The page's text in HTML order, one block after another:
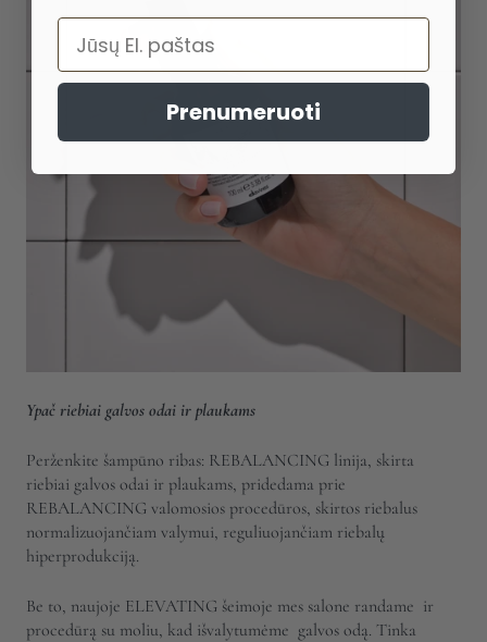
Ypač riebiai galvos odai ir plaukams
Perženkite šampūno ribas: REBALANCING linija, skirta
riebiai galvos odai ir plaukams, pridedama prie
REBALANCING valomosios procedūros, skirtos riebalus
normalizuojančiam valymui, reguliuojančiam riebalų
hiperprodukciją.
Be to, naujoje ELEVATING šeimoje mes salone randame ir
procedūrą su moliu, kad išvalytumėme galvos odą. Tinka
Email
Prenumeruoti